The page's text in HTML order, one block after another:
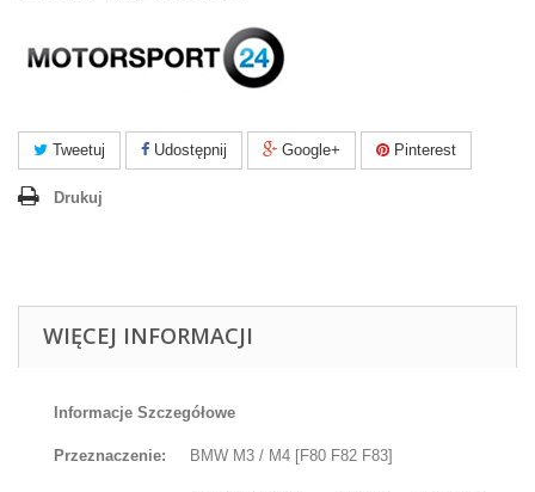
Tweetuj Udostępnij Google+ Pinterest
Drukuj
WIĘCEJ INFORMACJI
Informacje Szczegółowe
Przeznaczenie: BMW M3 / M4 [F80 F82 F83]